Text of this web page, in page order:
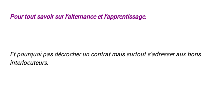
Pour tout savoir sur l’alternance et l’apprentissage.
Et pourquoi pas décrocher un contrat mais surtout s’adresser aux bons
interlocuteurs.